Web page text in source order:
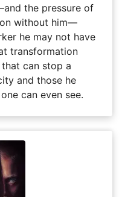
the pressure of
without him—
he may not have
transformation
can stop a
and those he
can even see.